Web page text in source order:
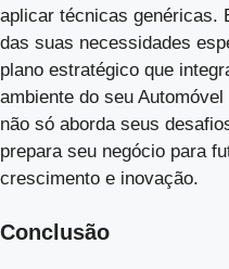
aplicar técnicas genéricas.
das suas necessidades
plano estratégico que
ambiente do seu
não só aborda seus
prepara seu negócio para
crescimento e inovação.
Conclusão